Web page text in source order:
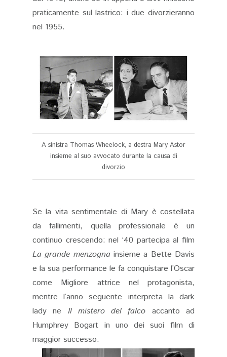
praticamente sul lastrico: i due divorzieranno
nel 1955.
A sinistra Thomas Wheelock, a destra Mary Astor
insieme al suo avvocato durante la causa di
divorzio
Se la vita sentimentale di Mary è costellata
da fallimenti, quella professionale è un
continuo crescendo: nel ‘40 partecipa al film
La grande menzognainsieme a Bette Davis
e la sua performance le fa conquistare l’Oscar
come Migliore attrice nel protagonista,
mentre l’anno seguente interpreta la dark
lady ne Il mistero del falco accanto ad
Humphrey Bogart in uno dei suoi film di
maggior successo.